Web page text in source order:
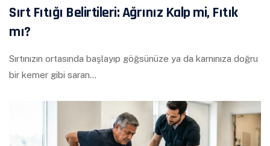
Sırt Fıtığı Belirtileri: Ağrınız Kalp mi, Fıtık
mı?
Sırtınızın ortasında başlayıp göğsünüze ya da karnınıza doğru
bir kemer gibi saran…